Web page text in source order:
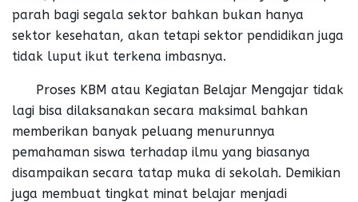
parah bagi segala sektor bahkan bukan hanya
sektor kesehatan, akan tetapi sektor pendidikan juga
tidak luput ikut terkena imbasnya.
Proses KBM atau Kegiatan Belajar Mengajar tidak
lagi bisa dilaksanakan secara maksimal bahkan
memberikan banyak peluang menurunnya
pemahaman siswa terhadap ilmu yang biasanya
disampaikan secara tatap muka di sekolah. Demikian
juga membuat tingkat minat belajar menjadi